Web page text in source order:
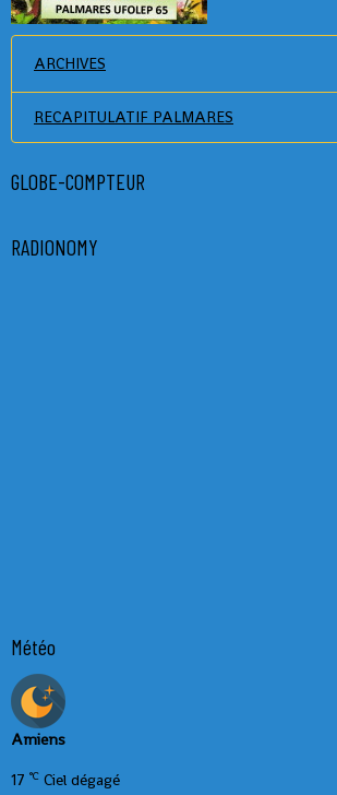
ARCHIVES
RECAPITULATIF PALMARES
GLOBE-COMPTEUR
RADIONOMY
Météo
Amiens
17 °C Ciel dégagé